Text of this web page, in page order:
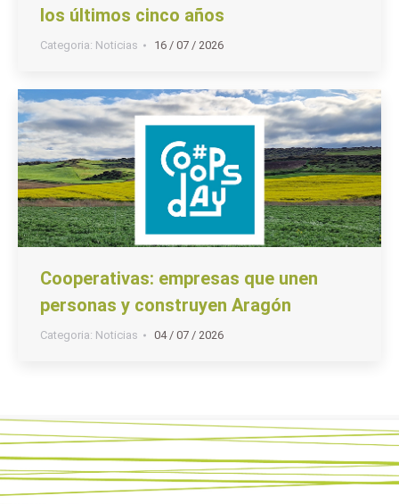
los últimos cinco años
Categoria: Noticias 16 / 07 / 2026
Cooperativas: empresas que unen
personas y construyen Aragón
Categoria: Noticias 04 / 07 / 2026